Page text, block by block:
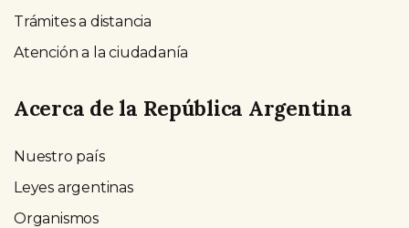
Trámites a distancia
Atención a la ciudadanía
Acerca de la República Argentina
Nuestro país
Leyes argentinas
Organismos